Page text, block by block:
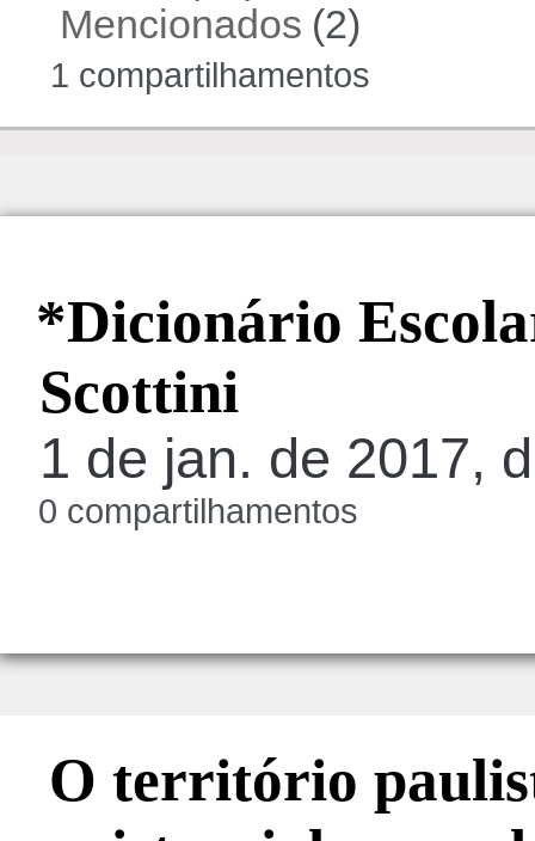
Mencionados (2)
1 compartilhamentos
*Dicionário
Scottini
1 de jan. de 2017,
0 compartilhamentos
O território